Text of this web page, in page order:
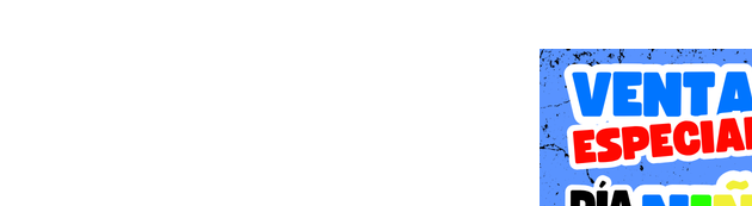
relaciones con los demás
Además de la
encontrar agua y
intensa.